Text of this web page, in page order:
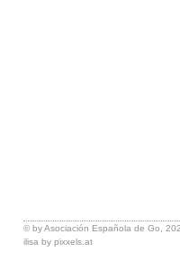
© byAsociación Española de Go ,
ilisa by pixxels.at